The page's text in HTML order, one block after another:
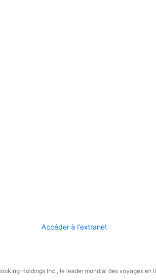
Accéder à l'extranet
Holdings Inc., le leader mondial des voyages en